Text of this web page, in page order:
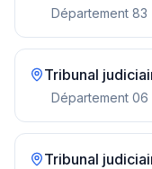
Département 83
Tribunal
Département 06
Tribunal